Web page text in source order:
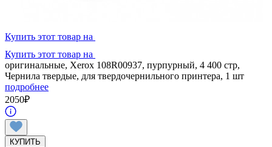
Купить этот товар на
Купить этот товар на
оригинальные, Xerox 108R00937, пурпурный, 4 400 стр,
Чернила твердые, для твердочернильного принтера, 1 шт
подробнее
2050₽
КУПИТЬ